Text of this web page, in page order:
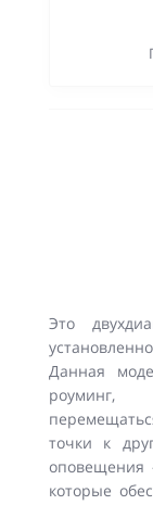
Это
Данная
роуминг,
точки к
оповещения
которые